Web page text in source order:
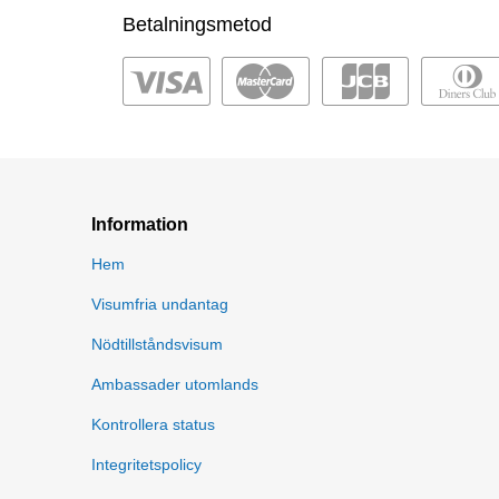
Betalningsmetod
Information
Hem
Visumfria undantag
Nödtillståndsvisum
Ambassader utomlands
Kontrollera status
Integritetspolicy